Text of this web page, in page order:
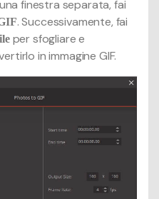
finestra separata, fai
. Successivamente, fai
per sfogliare e
in immagine GIF.